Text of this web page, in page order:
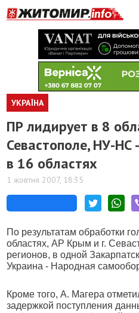
УКРАЇНА
ПР лидирует в 8
Севастополе, НУ-НС
в 16 областях
1 жовтня 2007, 18:35
По результатам обработки
областях, АР Крым и г.
регионов, в одной
Украина - Народная
Кроме того, А. Магера
задержкой поступления